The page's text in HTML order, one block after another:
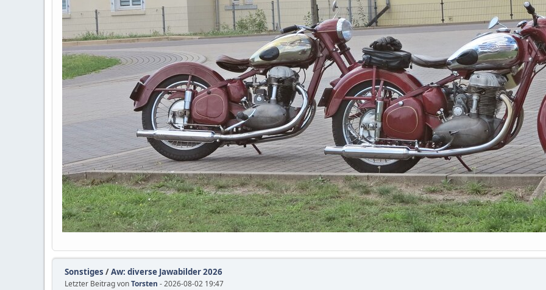
Sonstiges /Aw: diverse Jawabilder 2026
Letzter Beitrag vonTorsten - 2026-08-02 19:47